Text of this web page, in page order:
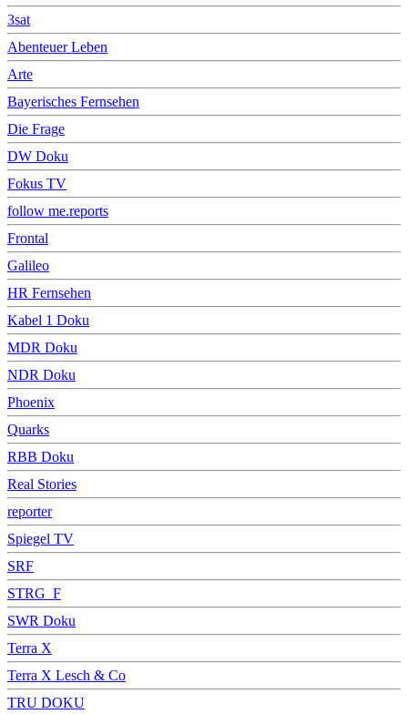
3sat
Abenteuer Leben
Arte
Bayerisches Fernsehen
Die Frage
DW Doku
Fokus TV
follow me.reports
Frontal
Galileo
HR Fernsehen
Kabel 1 Doku
MDR Doku
NDR Doku
Phoenix
Quarks
RBB Doku
Real Stories
reporter
Spiegel TV
SRF
STRG_F
SWR Doku
Terra X
Terra X Lesch & Co
TRU DOKU